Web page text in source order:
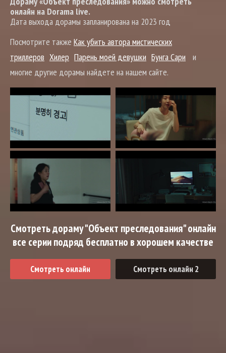
онлайн на Dorama live.
Дата выхода дорамы запланирована на 2023 год
Посмотрите также Как убить автора мистических
триллеров Хилер Парень моей девушки Бунга Сари
и
многие другие дорамы найдете на нашем сайте.
Смотреть дораму "Объект преследования" онлайн
все серии подряд бесплатно в хорошем качестве
Смотреть онлайн Смотреть онлайн 2